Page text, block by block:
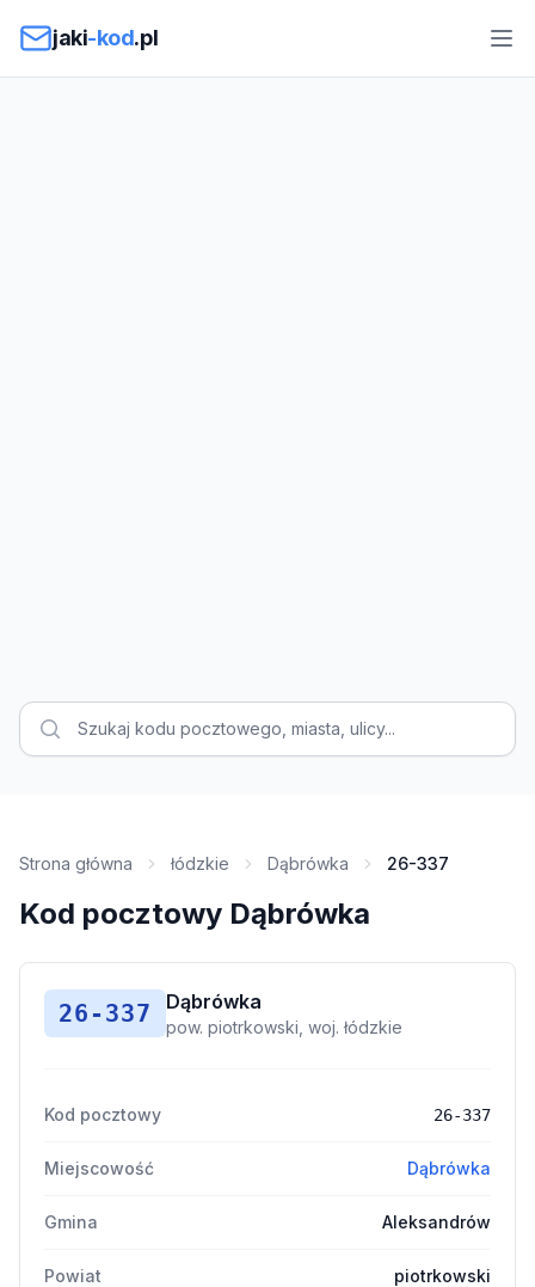
jaki-kod.pl
Strona główna łódzkie Dąbrówka 26-337
Kod pocztowy Dąbrówka
26-337 Dąbrówka
pow. piotrkowski, woj. łódzkie
Kod pocztowy 26-337
Miejscowość Dąbrówka
Gmina Aleksandrów
Powiat piotrkowski